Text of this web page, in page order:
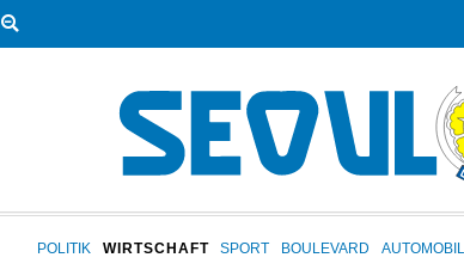
POLITIK WIRTSCHAFT SPORT BOULEVARD AUTOMOBIL